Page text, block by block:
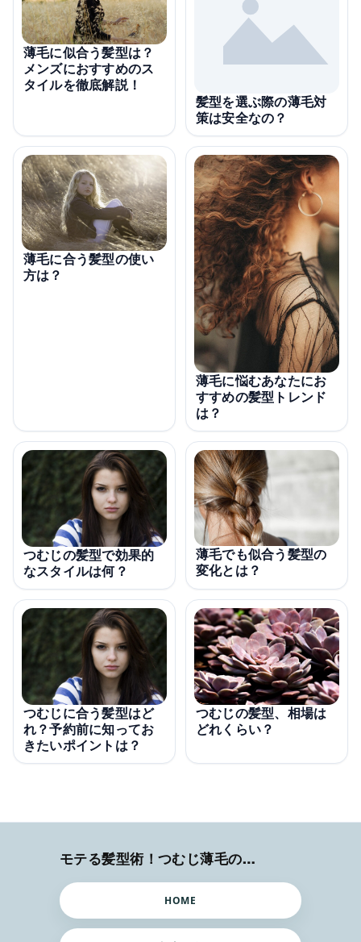
薄毛に似合う髪型は？
メンズにおすすめのス
タイルを徹底解説！
髪型を選ぶ際の薄毛対
策は安全なの？
薄毛に合う髪型の使い
方は？
薄毛に悩むあなたにお
すすめの髪型トレンド
は？
つむじの髪型で効果的
なスタイルは何？
薄毛でも似合う髪型の
変化とは？
つむじに合う髪型はど
れ？予約前に知ってお
きたいポイントは？
つむじの髪型、相場は
どれくらい？
モテる髪型術！つむじ薄毛の隠し方
HOME